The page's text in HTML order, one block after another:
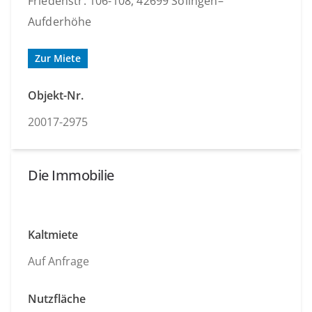
Aufderhöhe
Zur Miete
Objekt-Nr.
20017-2975
Die Immobilie
Kaltmiete
Auf Anfrage
Nutzfläche